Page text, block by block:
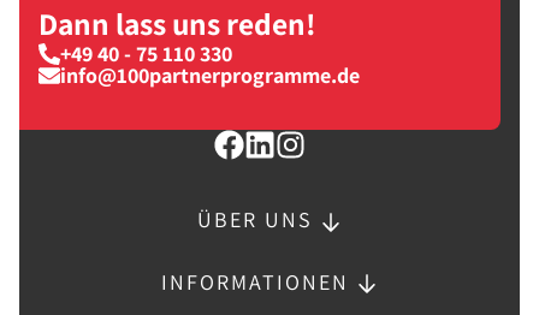
Dann lass uns reden!
+49 40 - 75 110 330
info@100partnerprogramme.de
ÜBER UNS
INFORMATIONEN